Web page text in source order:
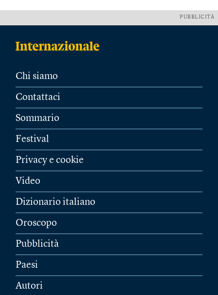
PUBBLICITÀ
Chi siamo
Contattaci
Sommario
Festival
Privacy e cookie
Video
Dizionario italiano
Oroscopo
Pubblicità
Paesi
Autori